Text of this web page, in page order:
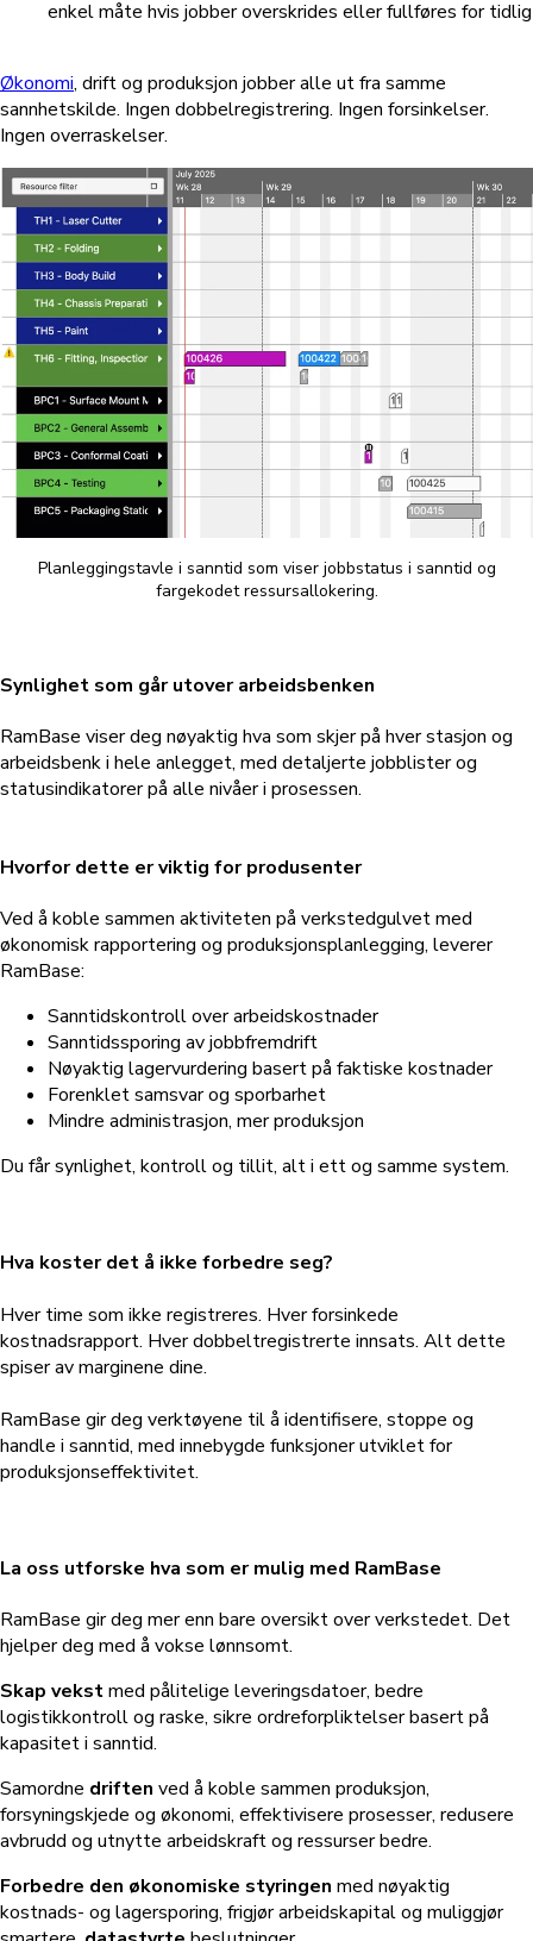
enkel måte hvis jobber overskrides eller fullføres for tidlig
Økonomi, drift og produksjon jobber alle ut fra samme
sannhetskilde. Ingen dobbelregistrering. Ingen forsinkelser.
Ingen overraskelser.
Planleggingstavle i sanntid som viser jobbstatus i sanntid og
fargekodet ressursallokering.
Synlighet som går utover arbeidsbenken
RamBase viser deg nøyaktig hva som skjer på hver stasjon og
arbeidsbenk i hele anlegget, med detaljerte jobblister og
statusindikatorer på alle nivåer i prosessen.
Hvorfor dette er viktig for produsenter
Ved å koble sammen aktiviteten på verkstedgulvet med
økonomisk rapportering og produksjonsplanlegging, leverer
RamBase:
Sanntidskontroll over arbeidskostnader
Sanntidssporing av jobbfremdrift
Nøyaktig lagervurdering basert på faktiske kostnader
Forenklet samsvar og sporbarhet
Mindre administrasjon, mer produksjon
Du får synlighet, kontroll og tillit, alt i ett og samme system.
Hva koster det å ikke forbedre seg?
Hver time som ikke registreres. Hver forsinkede
kostnadsrapport. Hver dobbeltregistrerte innsats. Alt dette
spiser av marginene dine.
RamBase gir deg verktøyene til å identifisere, stoppe og
handle i sanntid, med innebygde funksjoner utviklet for
produksjonseffektivitet.
La oss utforske hva som er mulig med RamBase
RamBase gir deg mer enn bare oversikt over verkstedet. Det
hjelper deg med å vokse lønnsomt.
Skap vekstmed pålitelige leveringsdatoer, bedre
logistikkontroll og raske, sikre ordreforpliktelser basert på
kapasitet i sanntid.
Samordne driften ved å koble sammen produksjon,
forsyningskjede og økonomi, effektivisere prosesser, redusere
avbrudd og utnytte arbeidskraft og ressurser bedre.
Forbedre den økonomiske styringen med nøyaktig
kostnads- og lagersporing, frigjør arbeidskapital og muliggjør